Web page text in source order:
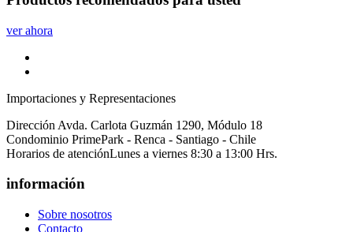
ver ahora
Importaciones y Representaciones
Dirección Avda. Carlota Guzmán 1290, Módulo 18
Condominio PrimePark - Renca - Santiago - Chile
Horarios de atenciónLunes a viernes 8:30 a 13:00 Hrs.
información
Sobre nosotros
Contacto